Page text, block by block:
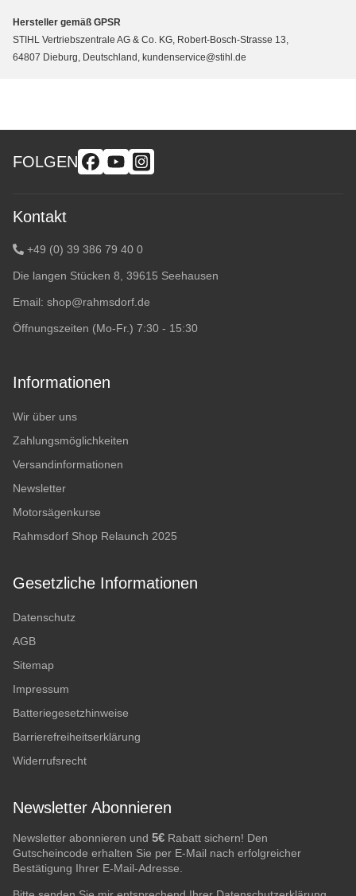
Hersteller gemäß GPSR
STIHL Vertriebszentrale AG & Co. KG, Robert-Bosch-Strasse 13,
64807 Dieburg, Deutschland, kundenservice@stihl.de
FOLGEN
Kontakt
+49 (0) 39 386 79 40 0
Die langen Stücken 8, 39615 Seehausen
Email: shop@rahmsdorf.de
Öffnungszeiten (Mo-Fr.) 7:30 - 15:30
Informationen
Wir über uns
Zahlungsmöglichkeiten
Versandinformationen
Newsletter
Motorsägenkurse
Rahmsdorf Shop Relaunch 2025
Gesetzliche Informationen
Datenschutz
AGB
Sitemap
Impressum
Batteriegesetzhinweise
Barrierefreiheitserklärung
Widerrufsrecht
Newsletter Abonnieren
Newsletter abonnieren und 5€ Rabatt sichern! Den
Gutscheincode erhalten Sie per E-Mail nach erfolgreicher
Bestätigung Ihrer E-Mail-Adresse.